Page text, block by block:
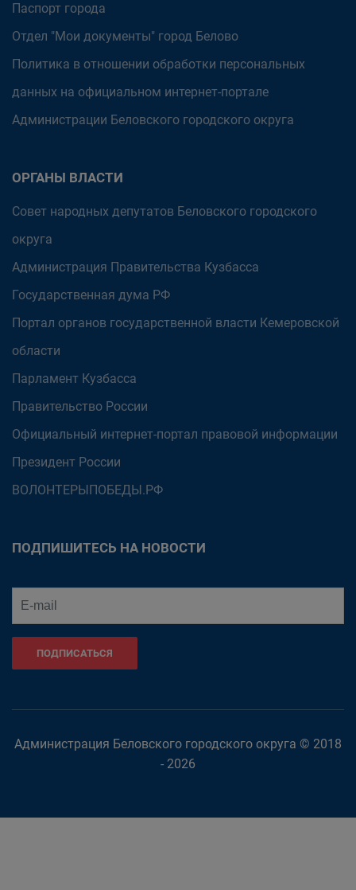
Паспорт города
Отдел "Мои документы" город Белово
Политика в отношении обработки персональных
данных на официальном интернет-портале
Администрации Беловского городского округа
ОРГАНЫ ВЛАСТИ
Совет народных депутатов Беловского городского
округа
Администрация Правительства Кузбасса
Государственная дума РФ
Портал органов государственной власти Кемеровской
области
Парламент Кузбасса
Правительство России
Официальный интернет-портал правовой информации
Президент России
ВОЛОНТЕРЫПОБЕДЫ.РФ
ПОДПИШИТЕСЬ НА НОВОСТИ
ПОДПИСАТЬСЯ
Администрация Беловского городского округа © 2018
- 2026